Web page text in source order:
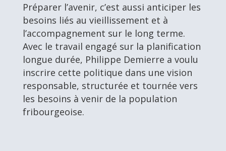
Préparer l’avenir, c’est aussi anticiper les
besoins liés au vieillissement et à
l’accompagnement sur le long terme.
Avec le travail engagé sur la planification
longue durée, Philippe Demierre a voulu
inscrire cette politique dans une vision
responsable, structurée et tournée vers
les besoins à venir de la population
fribourgeoise.